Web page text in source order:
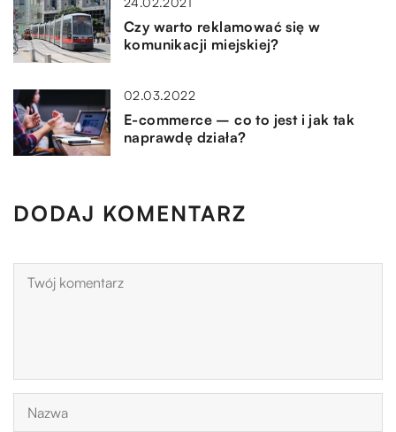
Czy warto reklamować się w
komunikacji miejskiej?
02.03.2022
E-commerce – co to jest i jak tak
naprawdę działa?
DODAJ KOMENTARZ